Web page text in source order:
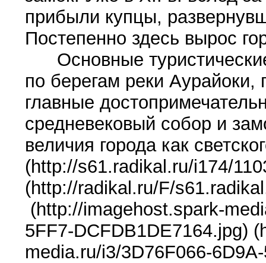
прибыли купцы,
Постепенно здесь вырос
Основные
по берегам реки Аурайоки,
главные
средневековый собор и
величия города как
(http://s61.radikal.ru/i174/
(http://radikal.ru/F/
(http://imagehost.spark-
5FF7-DCFDB1DE7164.jpg)
media.ru/i3/3D76F066-